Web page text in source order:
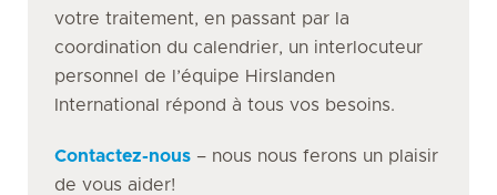
votre traitement, en passant par la
coordination du calendrier, un interlocuteur
personnel de l’équipe Hirslanden
International répond à tous vos besoins.
Contactez-nous – nous nous ferons un plaisir
de vous aider!